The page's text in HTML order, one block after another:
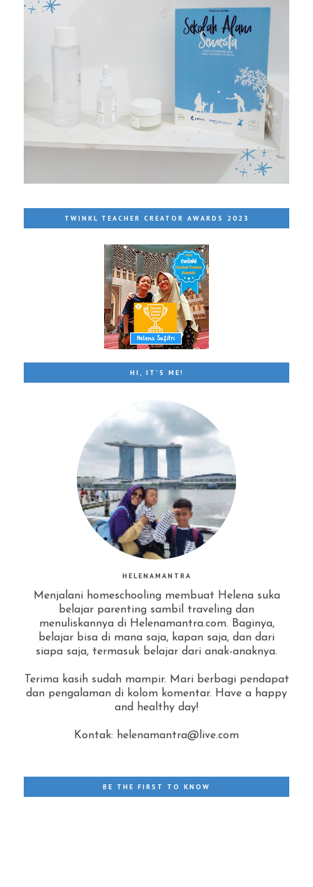
TWINKL TEACHER CREATOR AWARDS 2023
HI, IT'S ME!
HELENAMANTRA
Menjalani homeschooling membuat Helena suka
belajar parenting sambil traveling dan
menuliskannya di Helenamantra.com. Baginya,
belajar bisa di mana saja, kapan saja, dan dari
siapa saja, termasuk belajar dari anak-anaknya.
Terima kasih sudah mampir. Mari berbagi pendapat
dan pengalaman di kolom komentar. Have a happy
and healthy day!
Kontak: helenamantra@live.com
BE THE FIRST TO KNOW